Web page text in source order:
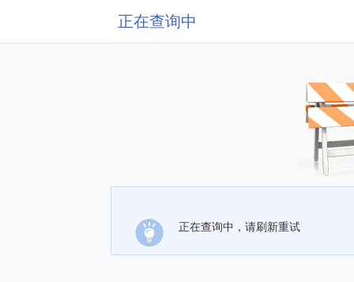
正在查询中
正在查询中，请刷新重试